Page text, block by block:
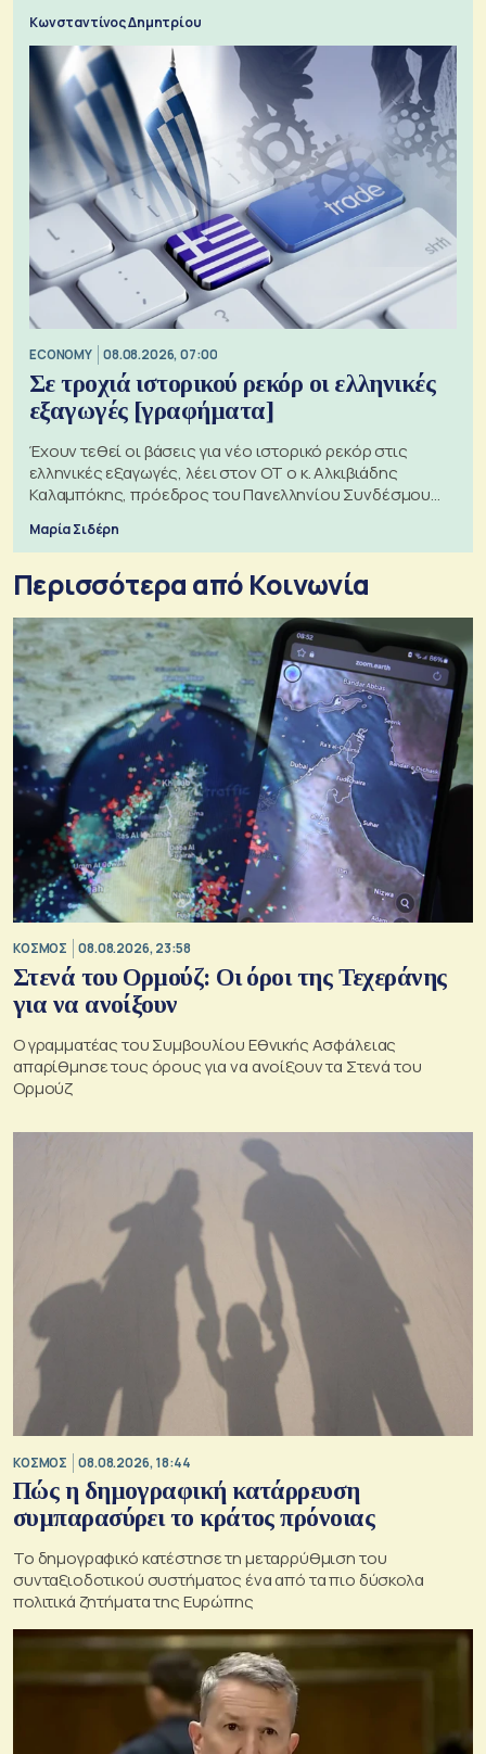
Κωνσταντίνος Δημητρίου
ECONOMY 08.08.2026, 07:00
Σε τροχιά ιστορικού ρεκόρ οι ελληνικές
εξαγωγές [γραφήματα]
Έχουν τεθεί οι βάσεις για νέο ιστορικό ρεκόρ στις
ελληνικές εξαγωγές, λέει στον ΟΤ ο κ. Αλκιβιάδης
Καλαμπόκης, πρόεδρος του Πανελληνίου Συνδέσμου
Μαρία Σιδέρη
Περισσότερα από Κοινωνία
ΚΟΣΜΟΣ 08.08.2026, 23:58
Στενά του Ορμούζ: Οι όροι της Τεχεράνης
για να ανοίξουν
Ο γραμματέας του Συμβουλίου Εθνικής Ασφάλειας
απαρίθμησε τους όρους για να ανοίξουν τα Στενά του
Ορμούζ
ΚΟΣΜΟΣ 08.08.2026, 18:44
Πώς η δημογραφική κατάρρευση
συμπαρασύρει το κράτος πρόνοιας
Το δημογραφικό κατέστησε τη μεταρρύθμιση του
συνταξιοδοτικού συστήματος ένα από τα πιο δύσκολα
πολιτικά ζητήματα της Ευρώπης